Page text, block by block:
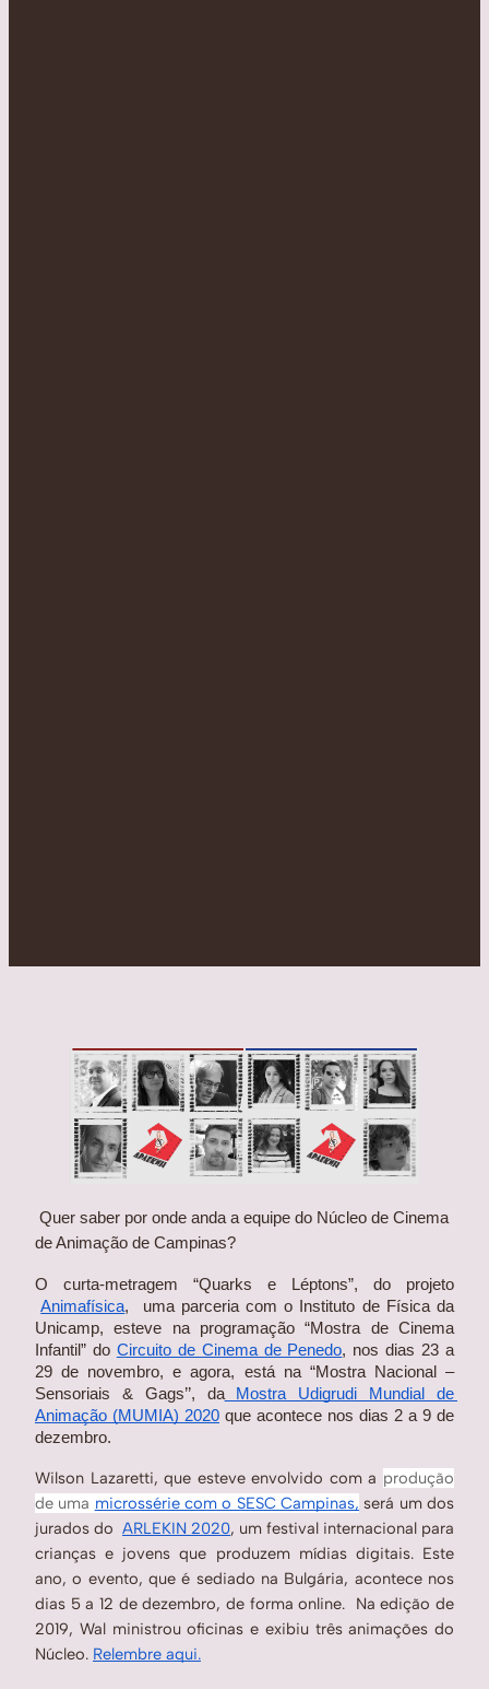
Quer saber por onde anda a equipe do Núcleo de Cinema
de Animação de Campinas?
O curta-metragem “Quarks e Léptons”, do projeto
Animafísica,  uma parceria com o Instituto de Física da
Unicamp, esteve na programação “Mostra de Cinema
Infantil” do Circuito de Cinema de Penedo, nos dias 23 a
29 de novembro, e agora, está na “Mostra Nacional –
Sensoriais & Gags’’, da Mostra Udigrudi Mundial de
Animação (MUMIA) 2020 que acontece nos dias 2 a 9 de
dezembro.
Wilson Lazaretti, que esteve envolvido com a produção
de uma microssérie com o SESC Campinas, será um dos
jurados do ARLEKIN 2020, um festival internacional para
crianças e jovens que produzem mídias digitais. Este
ano, o evento, que é sediado na Bulgária, acontece nos
dias 5 a 12 de dezembro, de forma online. Na edição de
2019, Wal ministrou oficinas e exibiu três animações do
Núcleo. Relembre aqui.